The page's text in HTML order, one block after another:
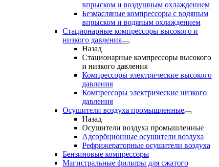
впрыском и воздушным охлаждением
Безмасляные компрессоры с водяным
впрыском и водяным охлаждением
Стационарные компрессоры высокого и
низкого давления
Назад
Стационарные компрессоры высокого
и низкого давления
Компрессоры электрические высокого
давления
Компрессоры электрические низкого
давления
Осушители воздуха промышленные
Назад
Осушители воздуха промышленные
Адсорбционные осушители воздуха
Рефрижераторные осушители воздуха
Бензиновые компрессоры
Магистральные фильтры для сжатого